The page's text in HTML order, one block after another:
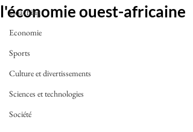
Coaching
Economie
Sports
Culture et divertissements
Sciences et technologies
Société
l'économie ouest-africaine